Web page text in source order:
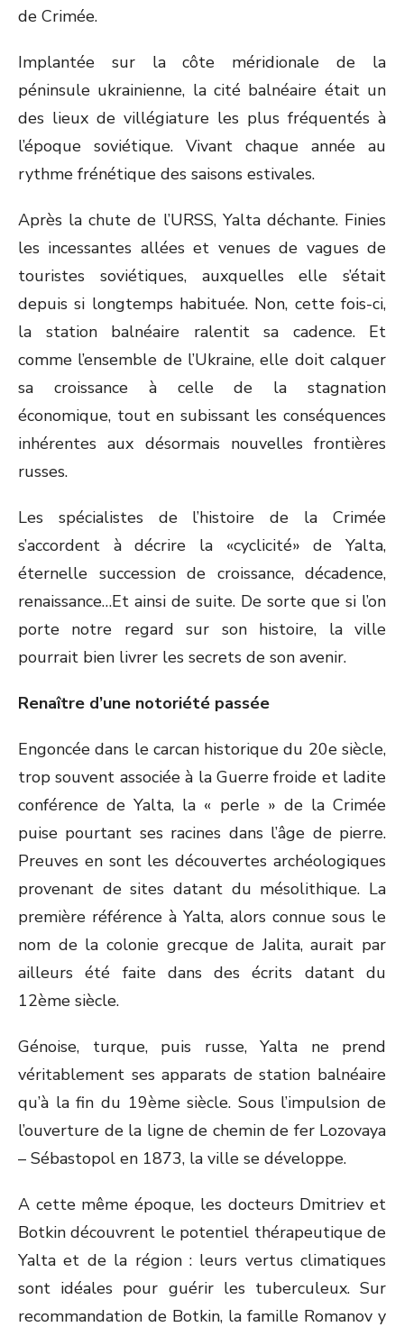
de Crimée.
Implantée sur la côte méridionale de la
péninsule ukrainienne, la cité balnéaire était un
des lieux de villégiature les plus fréquentés à
l’époque soviétique. Vivant chaque année au
rythme frénétique des saisons estivales.
Après la chute de l’URSS, Yalta déchante. Finies
les incessantes allées et venues de vagues de
touristes soviétiques, auxquelles elle s’était
depuis si longtemps habituée. Non, cette fois-ci,
la station balnéaire ralentit sa cadence. Et
comme l’ensemble de l’Ukraine, elle doit calquer
sa croissance à celle de la stagnation
économique, tout en subissant les conséquences
inhérentes aux désormais nouvelles frontières
russes.
Les spécialistes de l’histoire de la Crimée
s’accordent à décrire la «cyclicité» de Yalta,
éternelle succession de croissance, décadence,
renaissance…Et ainsi de suite. De sorte que si l’on
porte notre regard sur son histoire, la ville
pourrait bien livrer les secrets de son avenir.
Renaître d’une notoriété passée
Engoncée dans le carcan historique du 20e siècle,
trop souvent associée à la Guerre froide et ladite
conférence de Yalta, la « perle » de la Crimée
puise pourtant ses racines dans l’âge de pierre.
Preuves en sont les découvertes archéologiques
provenant de sites datant du mésolithique. La
première référence à Yalta, alors connue sous le
nom de la colonie grecque de Jalita, aurait par
ailleurs été faite dans des écrits datant du
12ème siècle.
Génoise, turque, puis russe, Yalta ne prend
véritablement ses apparats de station balnéaire
qu’à la fin du 19ème siècle. Sous l’impulsion de
l’ouverture de la ligne de chemin de fer Lozovaya
– Sébastopol en 1873, la ville se développe.
A cette même époque, les docteurs Dmitriev et
Botkin découvrent le potentiel thérapeutique de
Yalta et de la région : leurs vertus climatiques
sont idéales pour guérir les tuberculeux. Sur
recommandation de Botkin, la famille Romanov y